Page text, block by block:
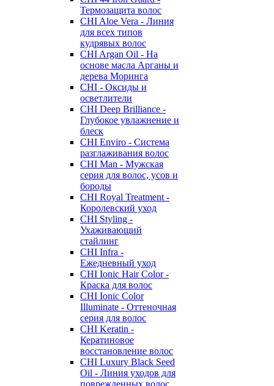
Термозащита волос
CHI Aloe Vera - Линия
для всех типов
кудрявых волос
CHI Argan Oil - На
основе масла Арганы и
дерева Моринга
CHI - Оксиды и
осветлители
CHI Deep Brilliance -
Глубокое увлажнение и
блеск
CHI Enviro - Система
разглаживания волос
CHI Man - Мужская
серия для волос, усов и
бороды
CHI Royal Treatment -
Королевский уход
CHI Styling -
Ухаживающий
стайлинг
CHI Infra -
Ежедневный уход
CHI Ionic Hair Color -
Краска для волос
CHI Ionic Color
Illuminate - Оттеночная
серия для волос
CHI Keratin -
Кератиновое
восстановление волос
CHI Luxury Black Seed
Oil - Линия уходов для
поврежденных волос